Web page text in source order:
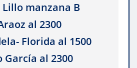
Lillo manzana B
al 2300
Florida al 1500
al 2300